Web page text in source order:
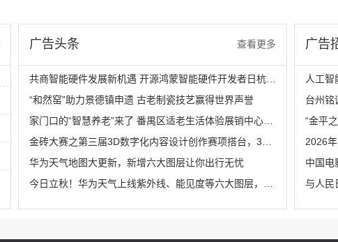
广告头条 查看更多
“和然窑”助力景德镇申遗 古老制瓷技艺赢得世界声誉
华为天气地图大更新，新增六大图层让你出行无忧
广告
2026
与人民